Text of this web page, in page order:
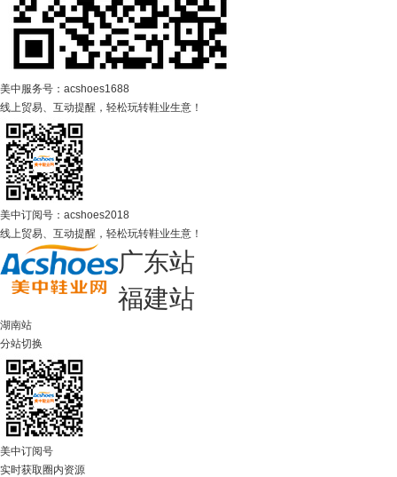
美中服务号：acshoes1688
线上贸易、互动提醒，轻松玩转鞋业生意！
美中订阅号：acshoes2018
线上贸易、互动提醒，轻松玩转鞋业生意！
广东站
福建站
湖南站
分站切换
美中订阅号
实时获取圈内资源